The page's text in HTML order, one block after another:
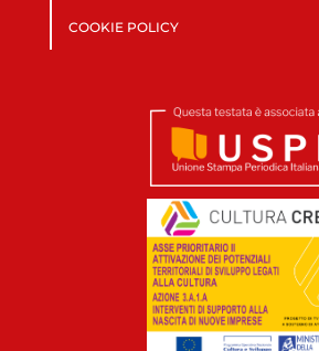
COOKIE POLICY